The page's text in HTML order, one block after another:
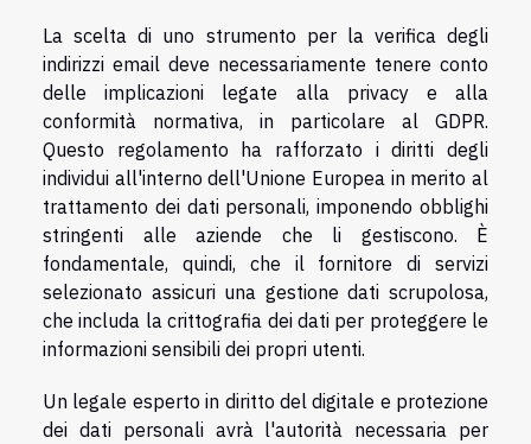
La scelta di uno strumento per la verifica degli
indirizzi email deve necessariamente tenere conto
delle implicazioni legate alla privacy e alla
conformità normativa, in particolare al GDPR.
Questo regolamento ha rafforzato i diritti degli
individui all'interno dell'Unione Europea in merito al
trattamento dei dati personali, imponendo obblighi
stringenti alle aziende che li gestiscono. È
fondamentale, quindi, che il fornitore di servizi
selezionato assicuri una gestione dati scrupolosa,
che includa la crittografia dei dati per proteggere le
informazioni sensibili dei propri utenti.
Un legale esperto in diritto del digitale e protezione
dei dati personali avrà l'autorità necessaria per